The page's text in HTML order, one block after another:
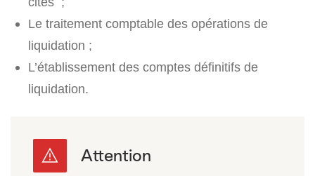
Le traitement comptable des opérations de
liquidation ;
L’établissement des comptes définitifs de
liquidation.